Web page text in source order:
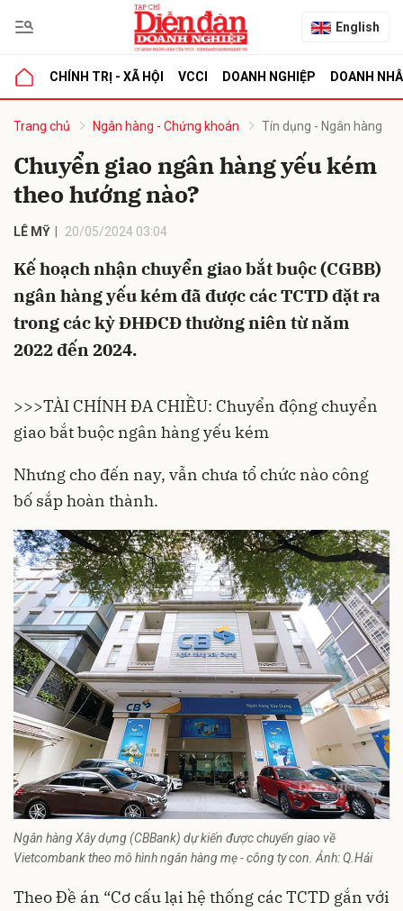
English
CHÍNH TRỊ - XÃ HỘI VCCI DOANH NGHIỆP DOANH
Trang chủ Ngân hàng - Chứng khoán Tín dụng - Ngân hàng
Chuyển giao ngân hàng yếu kém
theo hướng nào?
LÊ MỸ 20/05/2024 03:04
Kế hoạch nhận chuyển giao bắt buộc (CGBB)
ngân hàng yếu kém đã được các TCTD đặt ra
trong các kỳ ĐHĐCĐ thường niên từ năm
2022 đến 2024.
>>>TÀI CHÍNH ĐA CHIỀU: Chuyển động chuyển
giao bắt buộc ngân hàng yếu kém
Nhưng cho đến nay, vẫn chưa tổ chức nào công
bố sắp hoàn thành.
Ngân hàng Xây dựng (CBBank) dự kiến được chuyển giao về
Vietcombank theo mô hình ngân hàng mẹ - công ty con. Ảnh: Q.Hải
Theo Đề án “Cơ cấu lại hệ thống các TCTD gắn với
luận
Hủy